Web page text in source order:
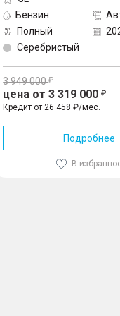
Бензин
Полный
Серебристый
3 949 000
цена от 3 319 000
Кредит от 26 458 ₽/мес.
Подробнее
В